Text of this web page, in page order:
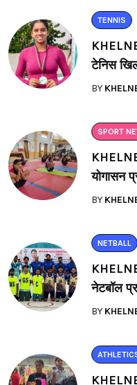
TENNIS
टेनिस
BY
SPORT
योगासन
BY
NETBALL
नेटबॉल
BY